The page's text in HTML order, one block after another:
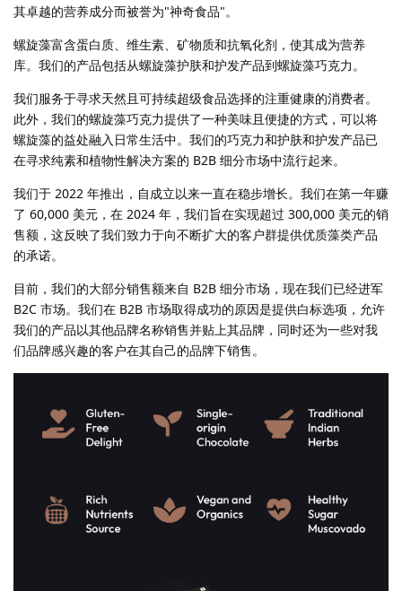
其卓越的营养成分而被誉为"神奇食品"。
螺旋藻富含蛋白质、维生素、矿物质和抗氧化剂，使其成为营养
库。我们的产品包括从螺旋藻护肤和护发产品到螺旋藻巧克力。
我们服务于寻求天然且可持续超级食品选择的注重健康的消费者。
此外，我们的螺旋藻巧克力提供了一种美味且便捷的方式，可以将
螺旋藻的益处融入日常生活中。我们的巧克力和护肤和护发产品已
在寻求纯素和植物性解决方案的 B2B 细分市场中流行起来。
我们于 2022 年推出，自成立以来一直在稳步增长。我们在第一年赚
了 60,000 美元，在 2024 年，我们旨在实现超过 300,000 美元的销
售额，这反映了我们致力于向不断扩大的客户群提供优质藻类产品
的承诺。
目前，我们的大部分销售额来自 B2B 细分市场，现在我们已经进军
B2C 市场。我们在 B2B 市场取得成功的原因是提供白标选项，允许
我们的产品以其他品牌名称销售并贴上其品牌，同时还为一些对我
们品牌感兴趣的客户在其自己的品牌下销售。